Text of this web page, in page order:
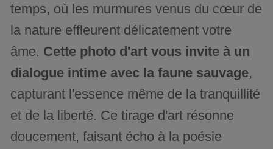
temps, où les murmures venus du cœur de
la nature effleurent délicatement votre
âme. Cette photo d'art vous invite à un
dialogue intime avec la faune sauvage,
capturant l'essence même de la tranquillité
et de la liberté. Ce tirage d'art résonne
doucement, faisant écho à la poésie